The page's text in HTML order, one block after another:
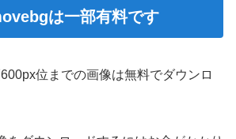
は一部有料です
位までの画像は無料でダウンロ